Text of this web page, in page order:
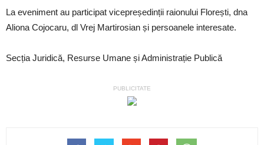
La eveniment au participat vicepreședinții raionului Florești, dna
Aliona Cojocaru, dl Vrej Martirosian și persoanele interesate.
Secția Juridică, Resurse Umane și Administrație Publică
PUBLICITATE